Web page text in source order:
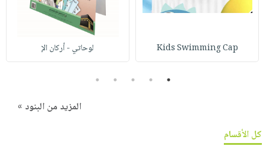
Kids Swimming Cap لوحاتي - أركان الإ
1
2
3
4
5
المزيد من البنود »
كل الأقسام